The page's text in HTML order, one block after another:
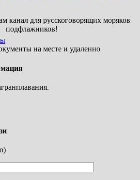
канал для русскоговорящих моряков
подфлажников!
на месте и удаленно